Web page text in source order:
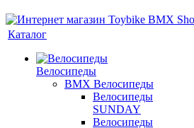
Каталог
Велосипеды
BMX Велосипеды
Велосипеды
SUNDAY
Велосипеды